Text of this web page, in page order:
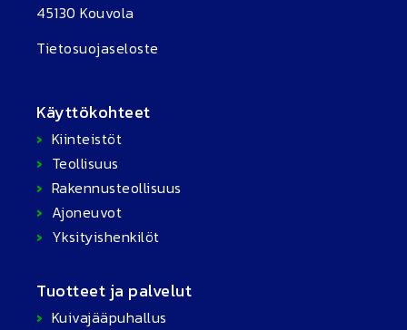
45130 Kouvola
Tietosuojaseloste
Käyttökohteet
Kiinteistöt
Teollisuus
Rakennusteollisuus
Ajoneuvot
Yksityishenkilöt
Tuotteet ja palvelut
Kuivajääpuhallus